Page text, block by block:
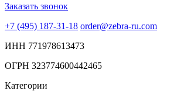
Заказать звонок
+7 (495) 187-31-18 order@zebra-ru.com
ИНН 771978613473
ОГРН 323774600442465
Категории